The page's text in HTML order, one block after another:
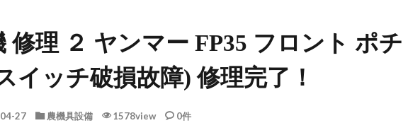
修理 ２ ヤンマー FP35 フロント ポチ
イッチ破損故障) 修理完了！
27 農機具設備 1578view 0件